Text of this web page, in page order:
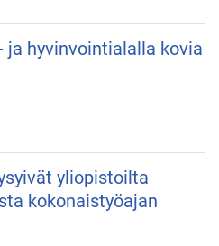
ja hyvinvointialalla kovia
yliopistoilta
kokonaistyöajan